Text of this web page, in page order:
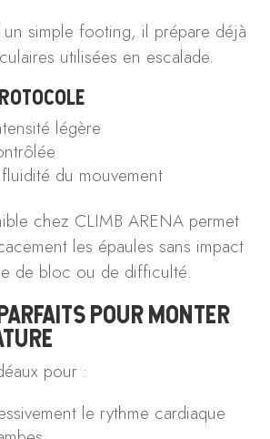
simple footing, il prépare déjà
utilisées en escalade.
légère
du mouvement
chez CLIMB ARENA permet
les épaules sans impact
de bloc ou de difficulté.
POUR MONTER
pour :
le rythme cardiaque